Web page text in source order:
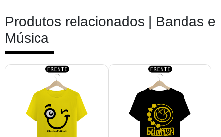
Produtos relacionados | Bandas e
Música